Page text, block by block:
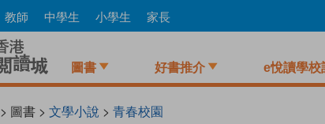
教師 中學生 小學生 家長
圖書 好書推介 e悅讀學校
> 圖書 > 文學小說 > 青春校園